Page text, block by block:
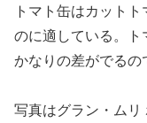
トマト缶はカット
のに適している。ト
かなりの差がでるの
写真はグラン・ムリ